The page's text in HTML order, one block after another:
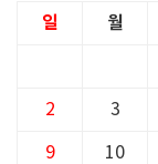
일 월
2 3
9 10